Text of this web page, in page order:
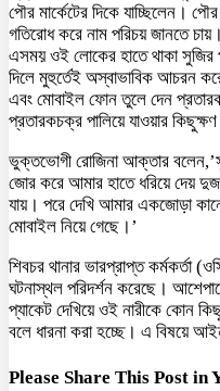
পৌর মার্কেটের দিকে যাচ্ছিলেন।
গতিরোধ করে নাম পরিচয় জানতে
এসময় ওই লোকের হাতে থাকা সুজির
দিলে মুহুর্তেই অস্বাভাবিক আচরন
এবং মোবাইল ফোন তুলে দেন
প্রতারকচক্র পালিয়ে যাওয়ার
ভুক্তভোগী রোজিনা আক্তার
জোর করে আমার হাতে ধরিয়ে দেয়
যায়। পরে দেখি আমার একজোড়া
মোবাইল নিয়ে গেছে।’
শিবচর থানার ভারপ্রাপ্ত কর্মকর্তা
ঘটনাস্থল পরিদর্শন করেছে।
প্যাকেট দেখিয়ে ওই নারীকে কোন
বলে ধারনা করা হচ্ছে। এ বিষয়ে
Please Share This Post in